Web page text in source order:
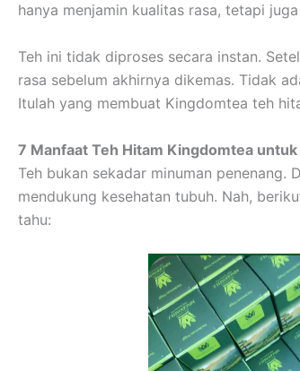
hanya menjamin kualitas rasa, tetapi
Teh ini tidak diproses secara instan.
rasa sebelum akhirnya dikemas. Tidak
Itulah yang membuat Kingdomtea teh
7 Manfaat Teh Hitam Kingdomtea untuk
Teh bukan sekadar minuman
mendukung kesehatan tubuh. Nah,
tahu: